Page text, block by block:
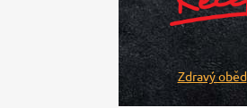
Zdravý oběd